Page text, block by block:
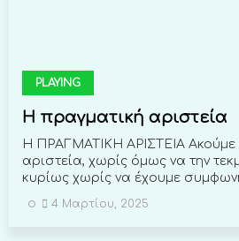
PLAYING
Η πραγματική αριστεία
Η ΠΡΑΓΜΑΤΙΚΗ ΑΡΙΣΤΕΙΑ Ακούμε
αριστεία, χωρίς όμως να την
κυρίως χωρίς να έχουμε
4 Μαρτίου, 2025